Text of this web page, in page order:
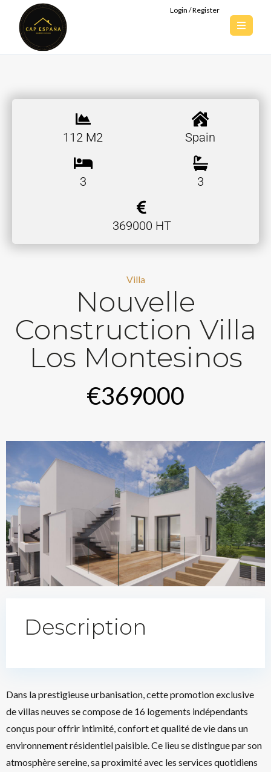
Login / Register
112 M2 Spain
3 3
369000 HT
Villa
Nouvelle
Construction Villa
Los Montesinos
€369000
Description
Dans la prestigieuse urbanisation, cette promotion exclusive
de villas neuves se compose de 16 logements indépendants
conçus pour offrir intimité, confort et qualité de vie dans un
environnement résidentiel paisible. Ce lieu se distingue par son
atmosphère sereine, sa proximité avec les services quotidiens